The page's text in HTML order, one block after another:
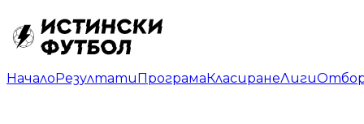
НачалоРезултатиПрограмаКласиранеЛиги